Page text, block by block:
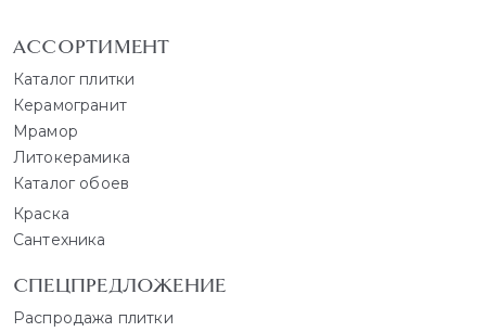
АССОРТИМЕНТ
Каталог плитки
Керамогранит
Мрамор
Литокерамика
Каталог обоев
Краска
Сантехника
СПЕЦПРЕДЛОЖЕНИЕ
Распродажа плитки